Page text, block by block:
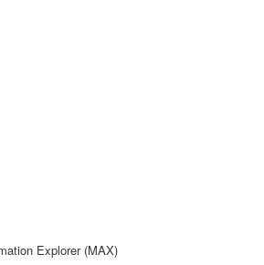
Explorer (MAX)